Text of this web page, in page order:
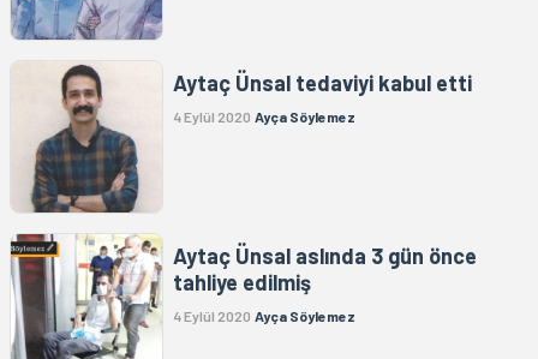
Aytaç Ünsal tedaviyi kabul etti
4 Eylül 2020 Ayça Söylemez
Aytaç Ünsal aslında 3 gün önce
tahliye edilmiş
4 Eylül 2020 Ayça Söylemez